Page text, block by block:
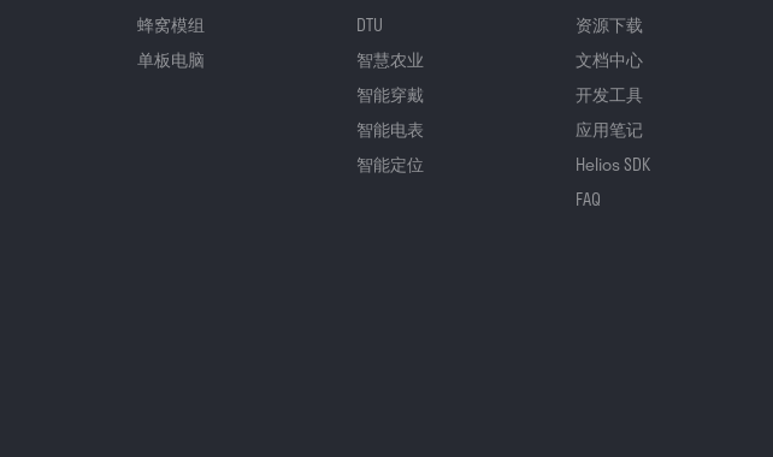
蜂窝模组
单板电脑
DTU
智慧农业
智能穿戴
智能电表
智能定位
资源下载
文档中心
开发工具
应用笔记
Helios SDK
FAQ